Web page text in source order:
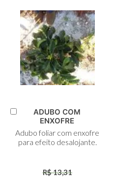
Adicionar
Carrinho
ADUBO COM
ENXOFRE
Adubo foliar com enxofre
para efeito desalojante.
R$ 13,31